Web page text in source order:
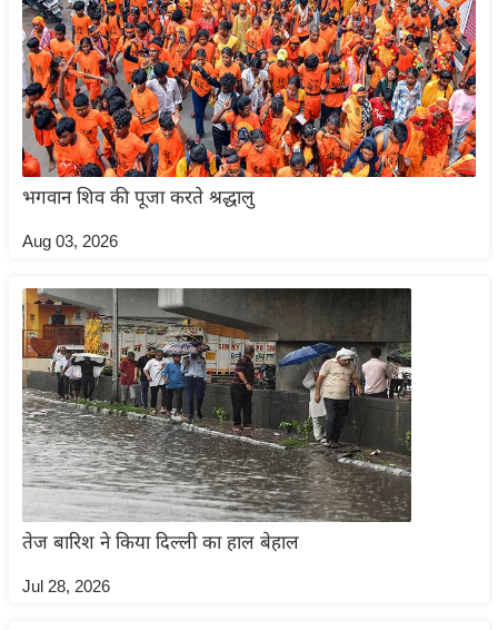
इ
म
ई
-
पे
प
र
मि
ल
बे
मि
सा
ल
श
ख्सि
य
यं
भगवान शिव की पूजा करते श्रद्धालु
Aug 03, 2026
तेज बारिश ने किया दिल्ली का हाल बेहाल
Jul 28, 2026